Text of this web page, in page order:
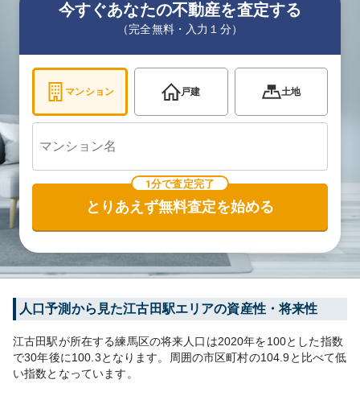
今すぐあなたの不動産を査定する
（完全無料・入力１分）
マンション 戸建 土地
1分で査定完了
とりあえず無料査定を始める
人口予測から見た江古田駅エリアの資産性・将来性
江古田駅が所在する練馬区の将来人口は2020年を100とした指数
で30年後に100.3となります。 周囲の市区町村の104.9 と比べて低
い指数となっています。